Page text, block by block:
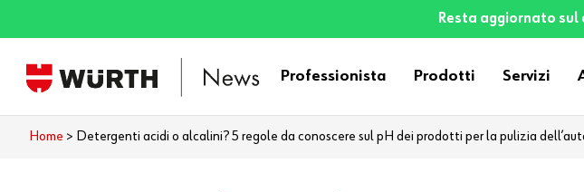
to
main
Resta aggiornato
Professionista Prodotti Servizi
Home > Detergenti acidi o alcalini? 5 regole da conoscere sul pH dei prodotti per la pulizia